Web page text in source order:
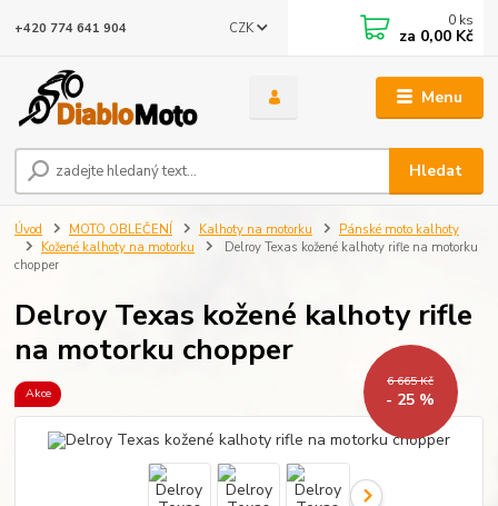
Menu
CZK
Hledat
+420 774 641 904 0 ks
za 0,00 Kč
Úvod MOTO OBLEČENÍ Kalhoty na motorku
Pánské moto kalhoty
Kožené kalhoty na motorku
Delroy Texas kožené kalhoty rifle na motorku
chopper
Delroy Texas kožené kalhoty rifle
na motorku chopper
Akce
6 665 Kč
- 25 %